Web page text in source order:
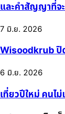
และคำสัญญาที่จ
7 มิ.ย. 2026
Wisoodkrub ปิ
6 มิ.ย. 2026
เที่ยวปีใหม่ คนไ